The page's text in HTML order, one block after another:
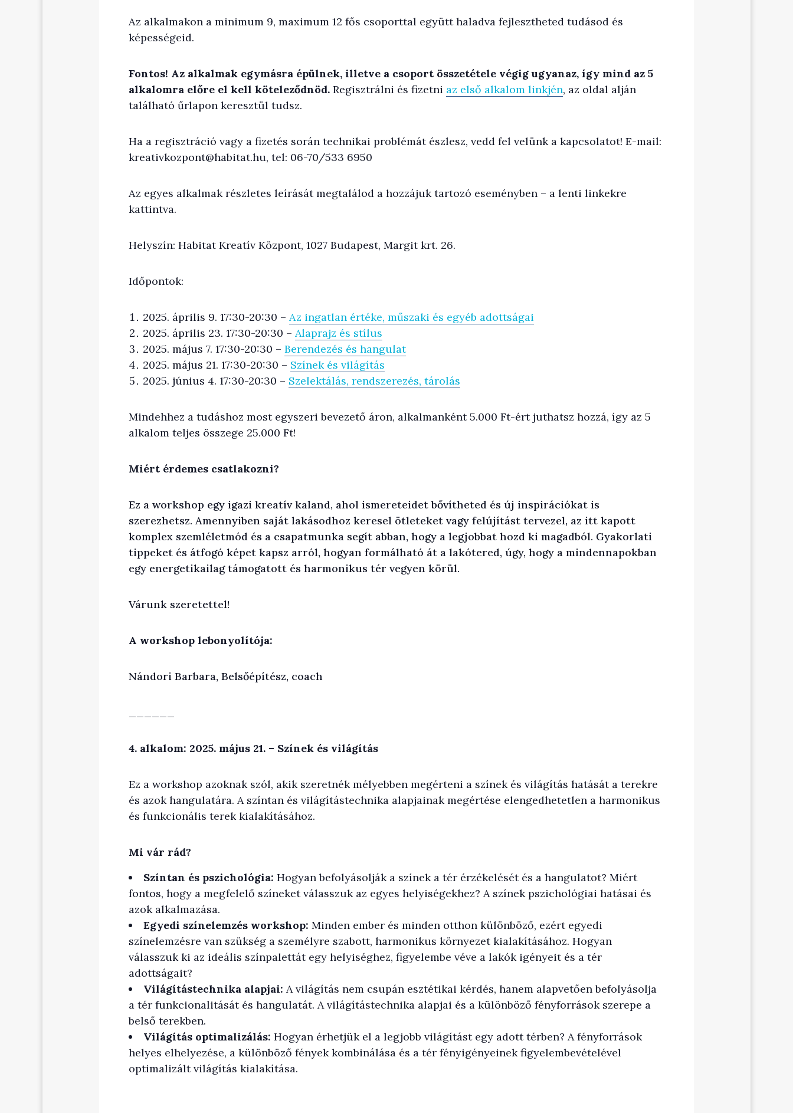
Az alkalmakon a minimum 9, maximum 12 fős csoporttal együtt haladva fejlesztheted tudásod és
képességeid.
Fontos! Az alkalmak egymásra épülnek, illetve a csoport összetétele végig ugyanaz, így mind az 5
alkalomra előre el kell köteleződnöd.Regisztrálni és fizetni az első alkalom linkjén, az oldal alján
található űrlapon keresztül tudsz.
Ha a regisztráció vagy a fizetés során technikai problémát észlesz, vedd fel velünk a kapcsolatot! E-mail:
kreativkozpont@habitat.hu, tel: 06-70/533 6950
Az egyes alkalmak részletes leírását megtalálod a hozzájuk tartozó eseményben – a lenti linkekre
kattintva.
Helyszín: Habitat Kreatív Központ, 1027 Budapest, Margit krt. 26.
Időpontok:
2025. április 9. 17:30-20:30 –Az ingatlan értéke, műszaki és egyéb adottságai
2025. április 23. 17:30-20:30 –Alaprajz és stílus
2025. május 7. 17:30-20:30 –Berendezés és hangulat
2025. május 21. 17:30-20:30 – Színek és világítás
2025. június 4. 17:30-20:30 – Szelektálás, rendszerezés, tárolás
Mindehhez a tudáshoz most egyszeri bevezető áron, alkalmanként 5.000 Ft-ért juthatsz hozzá, így az 5
alkalom teljes összege 25.000 Ft!
Miért érdemes csatlakozni?
Ez a workshop egy igazi kreatív kaland, ahol ismereteidet bővítheted és új inspirációkat is
szerezhetsz. Amennyiben saját lakásodhoz keresel ötleteket vagy felújítást tervezel, az itt kapott
komplex szemléletmód és a csapatmunka segít abban, hogy a legjobbat hozd ki magadból. Gyakorlati
tippeket és átfogó képet kapsz arról, hogyan formálható át a lakótered, úgy, hogy a mindennapokban
egy energetikailag támogatott és harmonikus tér vegyen körül.
Várunk szeretettel!
A workshop lebonyolítója:
Nándori Barbara, Belsőépítész, coach
4. alkalom: 2025. május 21. – Színek és világítás
Ez a workshop azoknak szól, akik szeretnék mélyebben megérteni a színek és világítás hatását a terekre
és azok hangulatára. A színtan és világítástechnika alapjainak megértése elengedhetetlen a harmonikus
és funkcionális terek kialakításához.
Mi vár rád?
Színtan és pszichológia: Hogyan befolyásolják a színek a tér érzékelését és a hangulatot? Miért
fontos, hogy a megfelelő színeket válasszuk az egyes helyiségekhez? A színek pszichológiai hatásai és
azok alkalmazása.
Egyedi színelemzés workshop: Minden ember és minden otthon különböző, ezért egyedi
színelemzésre van szükség a személyre szabott, harmonikus környezet kialakításához. Hogyan
válasszuk ki az ideális színpalettát egy helyiséghez, figyelembe véve a lakók igényeit és a tér
adottságait?
Világítástechnika alapjai: A világítás nem csupán esztétikai kérdés, hanem alapvetően befolyásolja
a tér funkcionalitását és hangulatát. A világítástechnika alapjai és a különböző fényforrások szerepe a
belső terekben.
Világítás optimalizálás: Hogyan érhetjük el a legjobb világítást egy adott térben? A fényforrások
helyes elhelyezése, a különböző fények kombinálása és a tér fényigényeinek figyelembevételével
optimalizált világítás kialakítása.